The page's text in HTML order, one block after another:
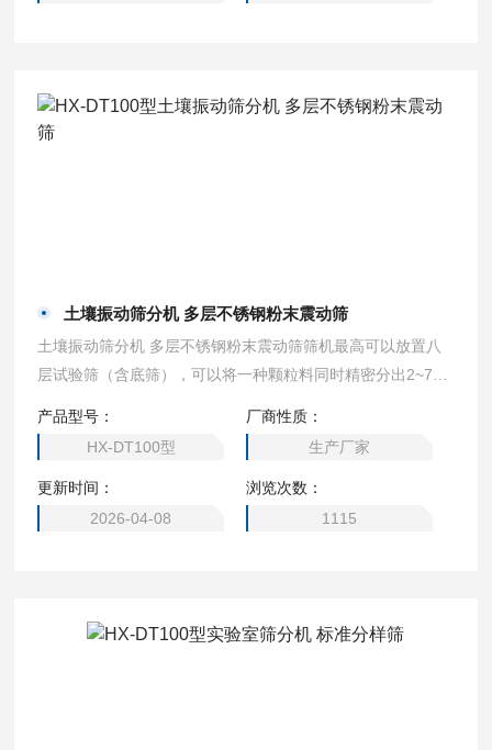
土壤振动筛分机 多层不锈钢粉末震动筛
土壤振动筛分机 多层不锈钢粉末震动筛筛机最高可以放置八
层试验筛（含底筛），可以将一种颗粒料同时精密分出2~7个
产品型号：
HX-DT100型
厂商性质：
生产厂家
更新时间：
2026-04-08
浏览次数：
1115